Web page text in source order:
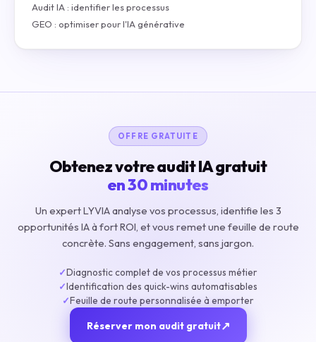
Audit IA : identifier les processus
GEO : optimiser pour l'IA générative
OFFRE GRATUITE
Obtenez votre audit IA gratuit
en 30 minutes
Un expert LYVIA analyse vos processus, identifie les 3
opportunités IA à fort ROI, et vous remet une feuille de route
concrète. Sans engagement, sans jargon.
✓Diagnostic complet de vos processus métier
✓Identification des quick-wins automatisables
✓Feuille de route personnalisée à emporter
Réserver mon audit gratuit↗